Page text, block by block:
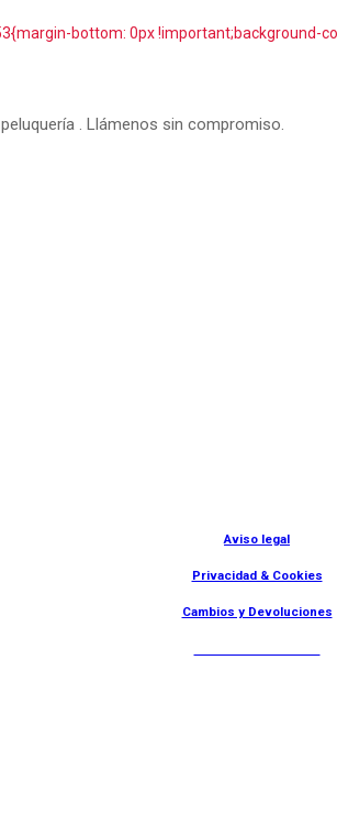
bottom: 0px
. Llámenos sin compromiso.
Aviso legal
Privacidad & Cookies
Cambios y Devoluciones